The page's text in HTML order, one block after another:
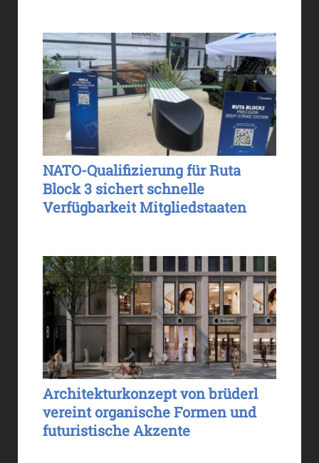
NATO-Qualifizierung für Ruta
Block 3 sichert schnelle
Verfügbarkeit Mitgliedstaaten
Architekturkonzept von brüderl
vereint organische Formen und
futuristische Akzente